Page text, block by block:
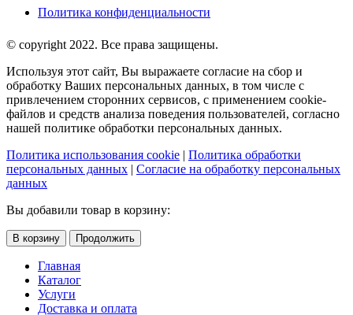
Политика конфиденциальности
© copyright 2022. Все права защищены.
Используя этот сайт, Вы выражаете согласие на сбор и
обработку Ваших персональных данных, в том числе с
привлечением сторонних сервисов, с применением cookie-
файлов и средств анализа поведения пользователей, согласно
нашей политике обработки персональных данных.
Политика использования cookie | Политика обработки
персональных данных | Согласие на обработку персональных
данных
Вы добавили товар в корзину:
В корзину Продолжить
Главная
Каталог
Услуги
Доставка и оплата